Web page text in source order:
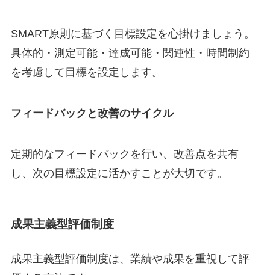
SMART原則に基づく目標設定を心掛けましょう。
具体的・測定可能・達成可能・関連性・時間制約
を考慮して目標を設定します。
フィードバックと改善のサイクル
定期的なフィードバックを行い、改善点を共有
し、次の目標設定に活かすことが大切です。
成果主義型評価制度
成果主義型評価制度は、業績や成果を重視して評